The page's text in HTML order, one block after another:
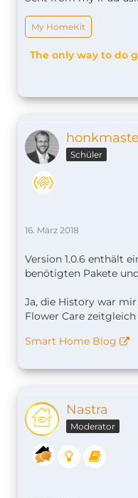
My HomeKit
The only way to do
Schüler
16. März 2018
Version 1.0.6 enthält
benötigten Pakete
Ja, die History war
Flower Care
Smart Home Blog
Nastra
Moderator